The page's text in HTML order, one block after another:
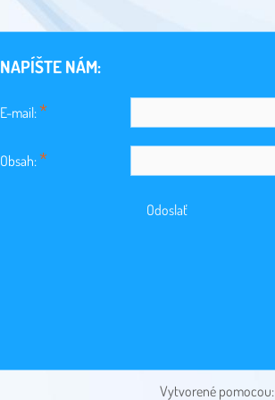
NAPÍŠTE NÁM:
E-mail:*
Obsah:*
Odoslať
Vytvorené pomocou: